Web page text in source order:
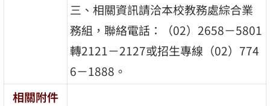
三、相關資訊請洽本校教務處綜合業
務組，聯絡電話：（02）2658－5801
轉2121－2127或招生專線（02）774
6－1888。
相關附件